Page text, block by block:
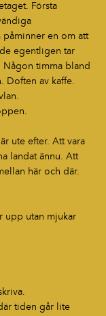
Första
påminner en om att
egentligen tar
Någon timma bland
Doften av kaffe.
ute efter. Att vara
landat ännu. Att
här och där.
upp utan mjukar
tiden går lite